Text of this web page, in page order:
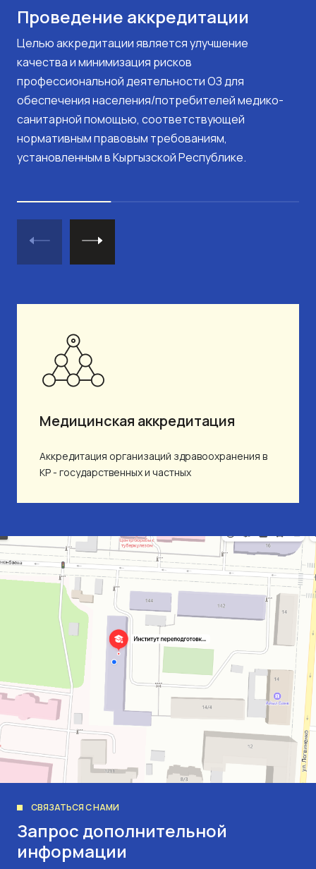
Проведение аккредитации
Целью аккредитации является улучшение
качества и минимизация рисков
профессиональной деятельности ОЗ для
обеспечения населения/потребителей медико-
санитарной помощью, соответствующей
нормативным правовым требованиям,
установленным в Кыргызской Республике.
Медицинская аккредитация
Аккредитация организаций здравоохранения в
КР - государственных и частных
СВЯЗАТЬСЯ С НАМИ
Запрос дополнительной
информации